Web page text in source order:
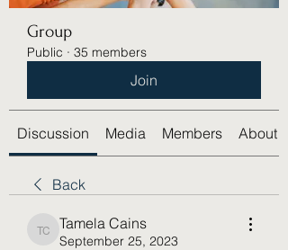
Group
Public · 35 members
Join
Discussion Media Members About
Back
Tamela Cains
Tamela Cains
September 25, 2023